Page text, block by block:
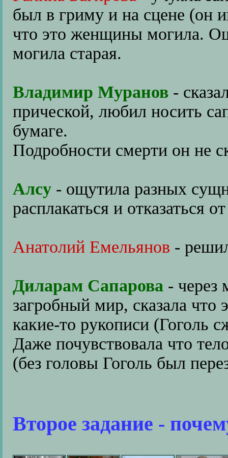
был в гриму и на сцене (он
что это женщины могила.
могила старая.
Владимир Муранов -
прической, любил носить
бумаге.
Подробности смерти он не
Алсу - ощутила разных
расплакаться и отказаться
Анатолий Емельянов -
Диларам Сапарова - через
загробный мир, сказала
какие-то рукописи (Гоголь
Даже почувствовала что
(без головы Гоголь был
Второе задание -